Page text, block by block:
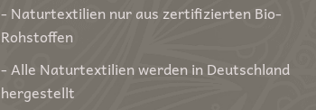
- Naturtextilien nur aus zertifizierten Bio-
Rohstoffen
- Alle Naturtextilien werden in Deutschland
hergestellt